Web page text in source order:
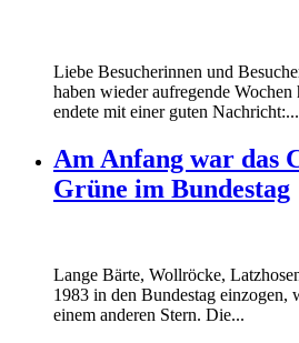
Liebe Besucherinnen und
haben wieder aufregende
endete mit einer guten Nachricht:...
Am Anfang war das
Grüne im Bundestag
Lange Bärte, Wollröcke,
1983 in den Bundestag einzogen,
einem anderen Stern. Die...